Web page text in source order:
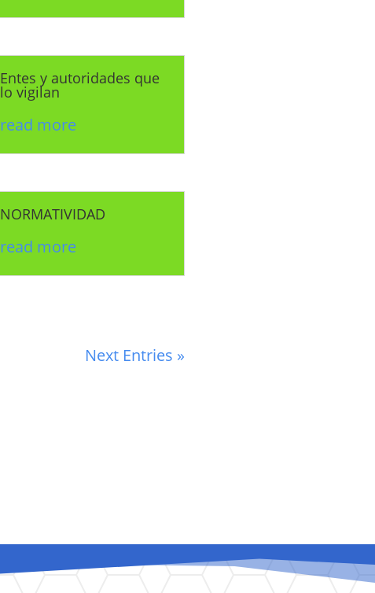
Entes y autoridades que
lo vigilan
read more
NORMATIVIDAD
read more
Next Entries »